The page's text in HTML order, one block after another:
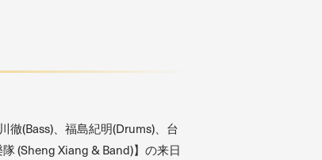
徹(Bass)、福島紀明(Drums)、台
(Sheng Xiang & Band)】の来日